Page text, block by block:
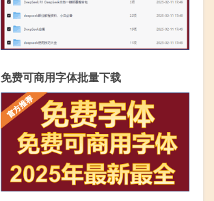
免费可商用字体批量下载